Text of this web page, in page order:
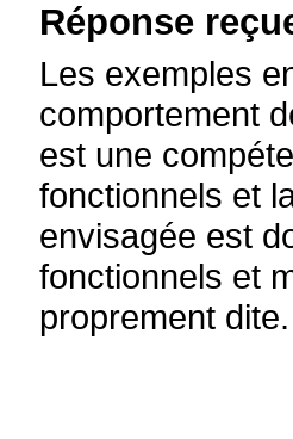
Réponse
Les exemples
comportement
est une
fonctionnels et
envisagée est
fonctionnels et
proprement dite.